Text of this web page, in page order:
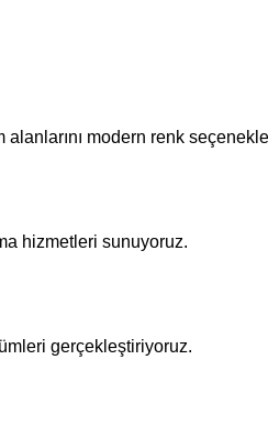
alanlarını modern renk
hizmetleri sunuyoruz.
gerçekleştiriyoruz.